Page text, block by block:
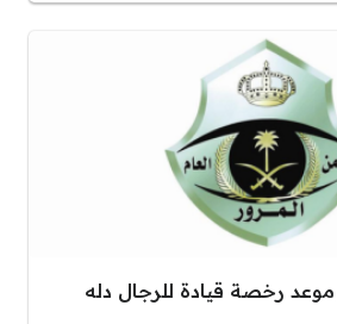
رخصة قيادة للرجال دله